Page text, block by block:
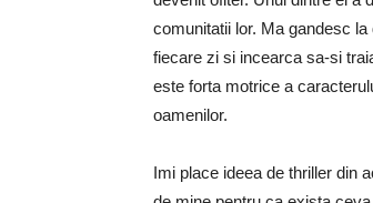
comunitatii lor. Ma gandesc
fiecare zi si incearca sa-si
este forta motrice a
oamenilor.
Imi place ideea de thriller din